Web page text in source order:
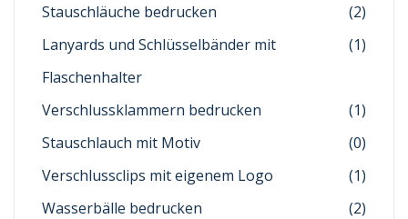
Stauschläuche bedrucken
(2)
Lanyards und Schlüsselbänder mit
Flaschenhalter
(1)
Verschlussklammern bedrucken
(1)
Stauschlauch mit Motiv
(0)
Verschlussclips mit eigenem Logo
(1)
Wasserbälle bedrucken
(2)